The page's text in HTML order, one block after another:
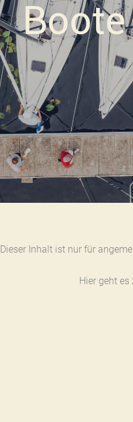
Dieser Inhalt ist nur für
Hier geht es